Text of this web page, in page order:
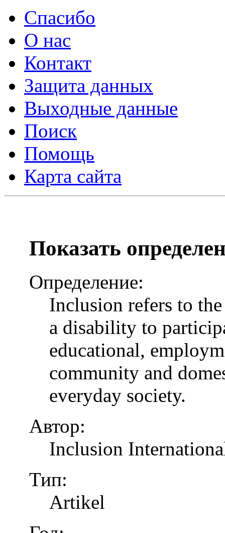
Спасибо
О нас
Контакт
Защита данных
Выходные данные
Поиск
Помощь
Карта сайта
Показать
Определение:
Inclusion refers to
a disability to
educational,
community and
everyday society.
Автор:
Inclusion
Тип:
Artikel